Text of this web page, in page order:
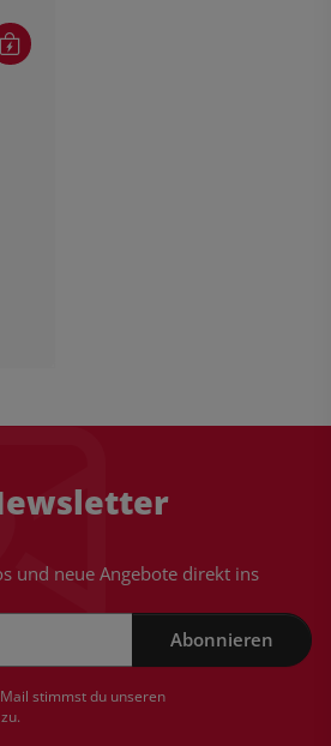
und neue Angebote direkt ins
Abonnieren
stimmst du unseren
zu.